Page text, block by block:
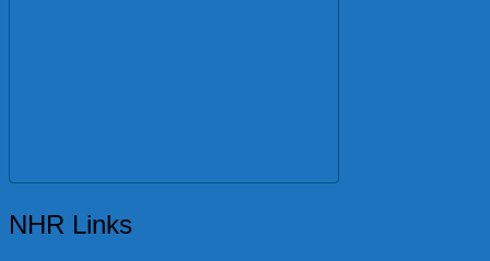
NHR Links